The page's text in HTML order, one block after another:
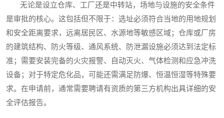
无论是设立仓库、工厂还是中转站，场地与设施的安全条件
是审批的核心。这包括但不限于：选址必须符合当地的用地规划
和安全距离要求，远离居民区、水源地等敏感区域；仓库或厂房
的建筑结构、防火等级、通风系统、防泄漏设施必须达到法定标
准；需要安装完备的火灾报警、自动灭火、气体检测和应急冲洗
设备；对于特定危化品，可能还需满足防爆、恒温恒湿等特殊要
求。在申请前，通常需要聘请有资质的第三方机构出具详细的安
全评估报告。